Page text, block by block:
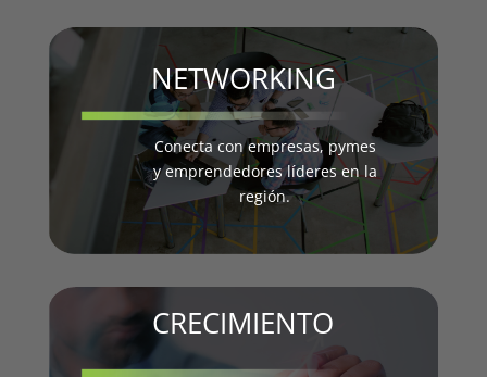
NETWORKING
Conecta con empresas, pymes
y emprendedores líderes en la
región.
CRECIMIENTO